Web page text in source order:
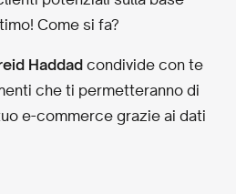
Come si fa?
Haddad condivide con te
che ti permetteranno di
e-commerce grazie ai dati